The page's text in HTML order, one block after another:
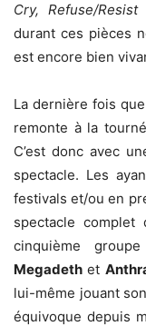
Cry, Refuse/Resist
durant ces pièces
est encore bien
La dernière fois que
remonte à la
C’est donc avec
spectacle. Les
festivals et/ou en
spectacle complet
cinquième
Megadeth et
lui-même jouant
équivoque depuis